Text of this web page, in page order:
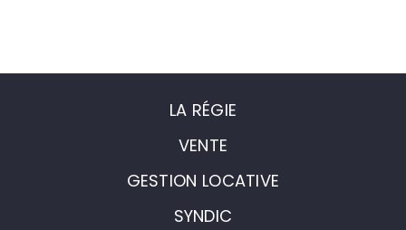
LA RÉGIE
VENTE
GESTION LOCATIVE
SYNDIC